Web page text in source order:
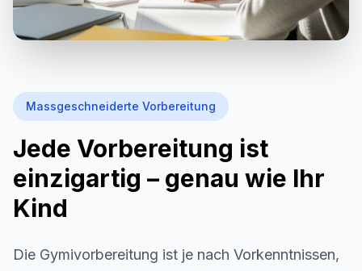
Massgeschneiderte Vorbereitung
Jede Vorbereitung ist
einzigartig – genau wie Ihr
Kind
Die Gymivorbereitung ist je nach Vorkenntnissen,